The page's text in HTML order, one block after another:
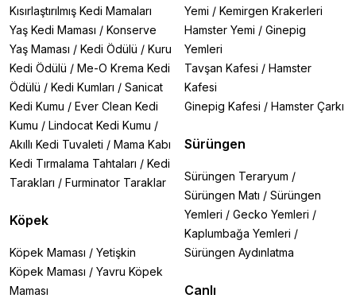
Kısırlaştırılmış Kedi Mamaları
Yaş Kedi Maması / Konserve
Yaş Maması / Kedi Ödülü / Kuru
Kedi Ödülü / Me-O Krema Kedi
Ödülü / Kedi Kumları / Sanicat
Kedi Kumu / Ever Clean Kedi
Kumu / Lindocat Kedi Kumu /
Akıllı Kedi Tuvaleti / Mama Kabı
Kedi Tırmalama Tahtaları / Kedi
Tarakları / Furminator Taraklar
Köpek
Köpek Maması / Yetişkin
Köpek Maması / Yavru Köpek
Maması
Yemi / Kemirgen Krakerleri
Hamster Yemi / Ginepig
Yemleri
Tavşan Kafesi / Hamster
Kafesi
Ginepig Kafesi / Hamster Çarkı
Sürüngen
Sürüngen Teraryum /
Sürüngen Matı / Sürüngen
Yemleri / Gecko Yemleri /
Kaplumbağa Yemleri /
Sürüngen Aydınlatma
Canlı